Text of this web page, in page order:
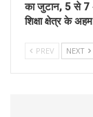
का जुटान, 5 से
शिक्षा क्षेत्र के
PREV NEXT